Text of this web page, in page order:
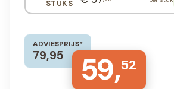
STUKS
ADVIESPRIJS*
79,95 59,52